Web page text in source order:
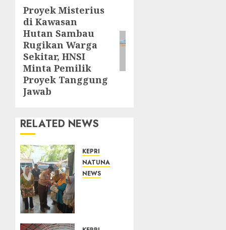
Next
post:
Proyek Misterius
di Kawasan
Hutan Sambau
Rugikan Warga
Sekitar, HNSI
Minta Pemilik
Proyek Tanggung
Jawab
RELATED NEWS
KEPRI
NATUNA
NEWS